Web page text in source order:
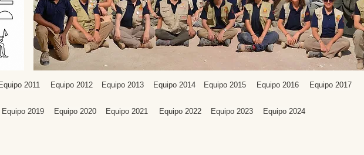
Equipo 2011 Equipo 2012 Equipo 2013 Equipo 2014 Equipo 2015 Equipo 2016 Equipo 2017
Equipo 2019 Equipo 2020 Equipo 2021 Equipo 2022 Equipo 2023 Equipo 2024